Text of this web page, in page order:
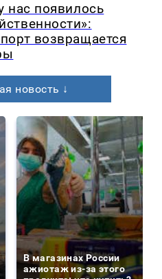
нас появилось
возвращается
новость ↓
В магазинах России
ажиотаж из-за этого